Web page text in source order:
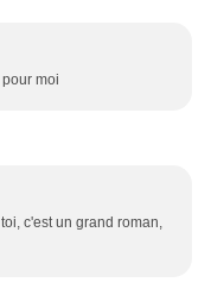
moi
c'est un grand roman,